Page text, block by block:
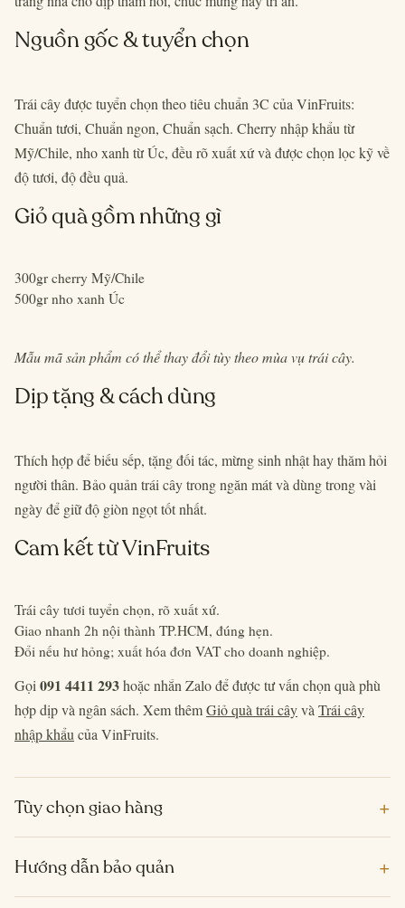
Nguồn gốc & tuyển chọn
Trái cây được tuyển chọn theo tiêu chuẩn 3C của VinFruits:
Chuẩn tươi, Chuẩn ngon, Chuẩn sạch. Cherry nhập khẩu từ
Mỹ/Chile, nho xanh từ Úc, đều rõ xuất xứ và được chọn lọc kỹ về
độ tươi, độ đều quả.
Giỏ quà gồm những gì
300gr cherry Mỹ/Chile
500gr nho xanh Úc
Mẫu mã sản phẩm có thể thay đổi tùy theo mùa vụ trái cây.
Dịp tặng & cách dùng
Thích hợp để biếu sếp, tặng đối tác, mừng sinh nhật hay thăm hỏi
người thân. Bảo quản trái cây trong ngăn mát và dùng trong vài
ngày để giữ độ giòn ngọt tốt nhất.
Cam kết từ VinFruits
Trái cây tươi tuyển chọn, rõ xuất xứ.
Giao nhanh 2h nội thành TP.HCM, đúng hẹn.
Đổi nếu hư hỏng; xuất hóa đơn VAT cho doanh nghiệp.
Gọi 091 4411 293hoặc nhắn Zalo để được tư vấn chọn quà phù
hợp dịp và ngân sách. Xem thêmGiỏ quà trái câyvà Trái cây
nhập khẩu của VinFruits.
Tùy chọn giao hàng +
Hướng dẫn bảo quản +